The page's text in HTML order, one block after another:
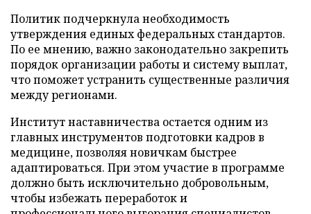
Политик подчеркнула необходимость
утверждения единых федеральных стандартов.
По ее мнению, важно законодательно закрепить
порядок организации работы и систему выплат,
что поможет устранить существенные различия
между регионами.
Институт наставничества остается одним из
главных инструментов подготовки кадров в
медицине, позволяя новичкам быстрее
адаптироваться. При этом участие в программе
должно быть исключительно добровольным,
чтобы избежать переработок и